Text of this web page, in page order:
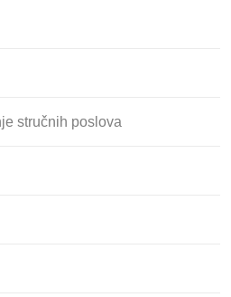
stručnih poslova